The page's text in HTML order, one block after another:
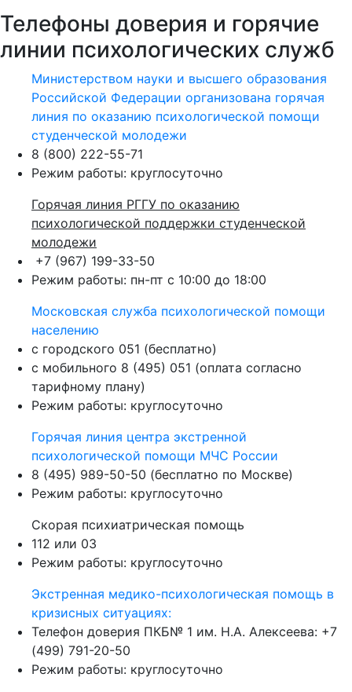
Телефоны доверия и горячие
линии психологических служб
Министерством науки и высшего образования
Российской Федерации организована горячая
линия по оказанию психологической помощи
студенческой молодежи
8 (800) 222-55-71
Режим работы: круглосуточно
Горячая линия РГГУ по оказанию
психологической поддержки студенческой
молодежи
+7 (967) 199-33-50
Режим работы: пн-пт с 10:00 до 18:00
Московская служба психологической помощи
населению
с городского 051 (бесплатно)
с мобильного 8 (495) 051 (оплата согласно
тарифному плану)
Режим работы: круглосуточно
Горячая линия центра экстренной
психологической помощи МЧС России
8 (495) 989-50-50 (бесплатно по Москве)
Режим работы: круглосуточно
Скорая психиатрическая помощь
112 или 03
Режим работы: круглосуточно
Экстренная медико-психологическая помощь в
кризисных ситуациях:
Телефон доверия ПКБ№ 1 им. Н.А. Алексеева: +7
(499) 791-20-50
Режим работы: круглосуточно